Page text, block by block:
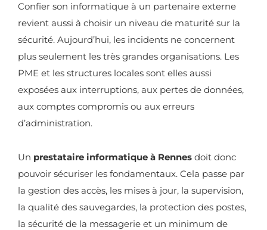
Confier son informatique à un partenaire externe
revient aussi à choisir un niveau de maturité sur la
sécurité. Aujourd’hui, les incidents ne concernent
plus seulement les très grandes organisations. Les
PME et les structures locales sont elles aussi
exposées aux interruptions, aux pertes de données,
aux comptes compromis ou aux erreurs
d’administration.
Un prestataire informatique à Rennes doit donc
pouvoir sécuriser les fondamentaux. Cela passe par
la gestion des accès, les mises à jour, la supervision,
la qualité des sauvegardes, la protection des postes,
la sécurité de la messagerie et un minimum de